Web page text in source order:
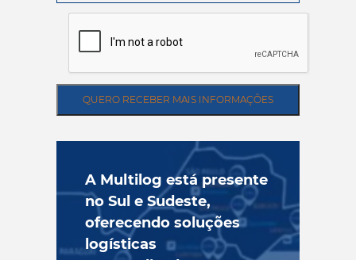
A Multilog está presente
no Sul e Sudeste,
oferecendo soluções
logísticas